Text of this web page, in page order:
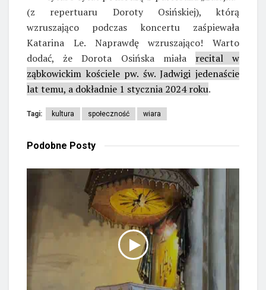
**– tytuł i cytat pochodzą z pastorałki „Lulajka”
(z repertuaru Doroty Osińskiej), którą
wzruszająco podczas koncertu zaśpiewała
Katarina Le. Naprawdę wzruszająco! Warto
dodać, że Dorota Osińska miała
ząbkowickim kościele pw. św. Jadwigi jedenaście
lat temu, a dokładnie 1 stycznia 2024 roku.
społeczność wiara
Posty